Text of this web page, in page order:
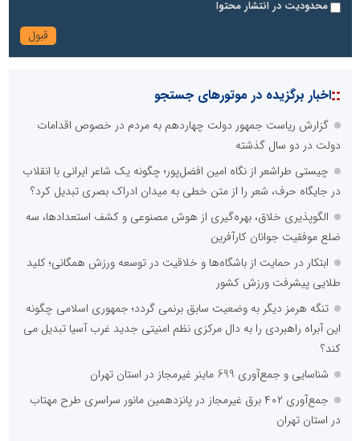
محدودیت در انتشار محتوا
::اخبار برگزیده در موتورهای جستجو
گزارش ریاست جمهور دولت چهاردهم به مردم در خصوص اقدامات
دولت در دو سال گذشته
چیستی طراشعر از نگاه امین افضل‌پور؛ چگونه یک شاعر ایرانی با انقلاب
در جایگاه حرف، شعر را از متن خطی به میدان ادراک بصری تبدیل کرد؟
الگوپذیری خلاق، بهره‌گیری از هوش مصنوعی و کشف استعدادها، سه
ضلع موفقیت جوانان کارآفرین
ابتکار در حمایت از باشگاه‌ها و خلاقیت در توسعه ورزش همگانی؛ کلید
طلایی پیشرفت ورزش کشور
تنگه هرمز دیگر به وضعیت سابق برنمی گردد؛ جمهوری اسلامی چگونه
این آبراه راهبردی را به دال مرکزی نظم امنیتی جدید غرب آسیا تبدیل می
کند؟
شناسایی و جمع‌آوری 699 ماینر غیرمجاز در استان تهران
جمع‌آوری ۴۰۲ برق غیرمجاز در پانزدهمین مانور سراسری طرح مهتاب
در استان تهران